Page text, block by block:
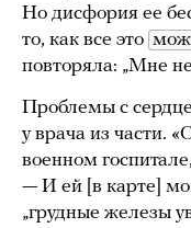
Но дисфория ее
то, как все это
повторяла: „Мне
Проблемы с
у врача из части.
военном
— И ей [в карте]
„грудные железы